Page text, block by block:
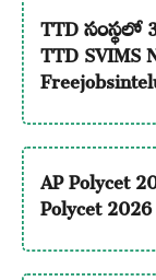
TTD సంస్థలో
TTD SVIMS
AP Polycet
Polycet